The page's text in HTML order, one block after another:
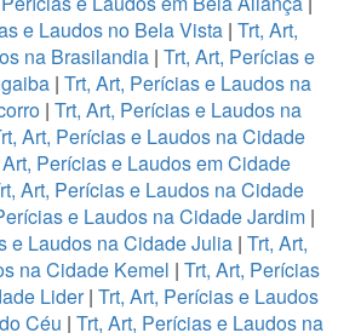
e Laudos no Bela Vista| Trt, Art,
na Brasilandia | Trt, Art, Perícias e
| Trt, Art, Perícias e Laudos na
| Trt, Art, Perícias e Laudos na
Art, Perícias e Laudos na Cidade
Perícias e Laudos em Cidade
Art, Perícias e Laudos na Cidade
e Laudos na Cidade Jardim|
e Laudos na Cidade Julia | Trt, Art,
na Cidade Kemel | Trt, Art, Perícias
Lider| Trt, Art, Perícias e Laudos
Céu | Trt, Art, Perícias e Laudos na